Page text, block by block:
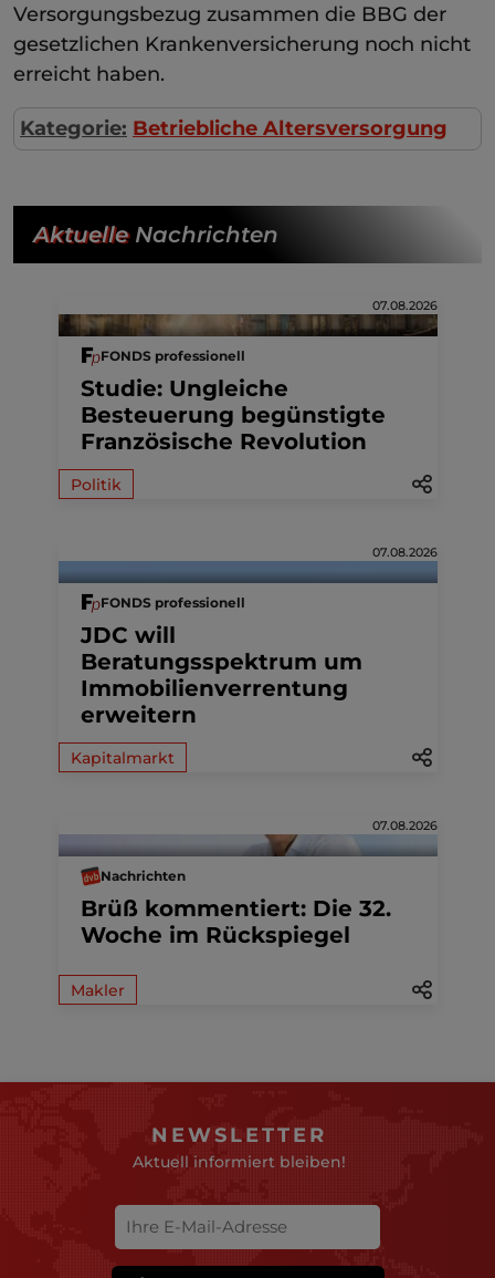
Versorgungsbezug zusammen die BBG der
gesetzlichen Krankenversicherung noch nicht
erreicht haben.
Kategorie: Betriebliche Altersversorgung
AktuelleNachrichten
07.08.2026
FONDS professionell
Studie: Ungleiche
Besteuerung begünstigte
Französische Revolution
Politik
07.08.2026
FONDS professionell
JDC will
Beratungsspektrum um
Immobilienverrentung
erweitern
Kapitalmarkt
07.08.2026
Nachrichten
Brüß kommentiert: Die 32.
Woche im Rückspiegel
Makler
NEWSLETTER
Aktuell informiert bleiben!